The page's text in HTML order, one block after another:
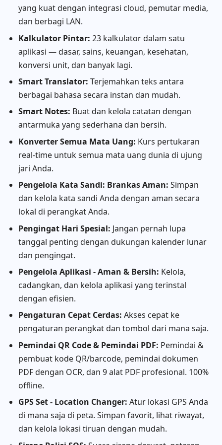
yang kuat dengan integrasi cloud, pemutar media,
dan berbagi LAN.
Kalkulator Pintar: 23 kalkulator dalam satu
aplikasi — dasar, sains, keuangan, kesehatan,
konversi unit, dan banyak lagi.
Smart Translator: Terjemahkan teks antara
berbagai bahasa secara instan dan mudah.
Smart Notes: Buat dan kelola catatan dengan
antarmuka yang sederhana dan bersih.
Konverter Semua Mata Uang: Kurs pertukaran
real-time untuk semua mata uang dunia di ujung
jari Anda.
Pengelola Kata Sandi: Brankas Aman: Simpan
dan kelola kata sandi Anda dengan aman secara
lokal di perangkat Anda.
Pengingat Hari Spesial: Jangan pernah lupa
tanggal penting dengan dukungan kalender lunar
dan pengingat.
Pengelola Aplikasi - Aman & Bersih: Kelola,
cadangkan, dan kelola aplikasi yang terinstal
dengan efisien.
Pengaturan Cepat Cerdas: Akses cepat ke
pengaturan perangkat dan tombol dari mana saja.
Pemindai QR Code & Pemindai PDF: Pemindai &
pembuat kode QR/barcode, pemindai dokumen
PDF dengan OCR, dan 9 alat PDF profesional. 100%
offline.
GPS Set - Location Changer: Atur lokasi GPS Anda
di mana saja di peta. Simpan favorit, lihat riwayat,
dan kelola lokasi tiruan dengan mudah.